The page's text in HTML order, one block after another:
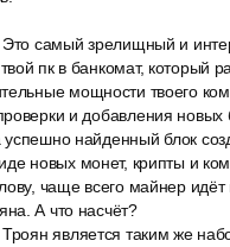
самый зрелищный и
пк в банкомат, который
мощности твоего
и добавления
найденный блок
новых монет, крипты и
чаще всего майнер
А что насчёт?
является таким же